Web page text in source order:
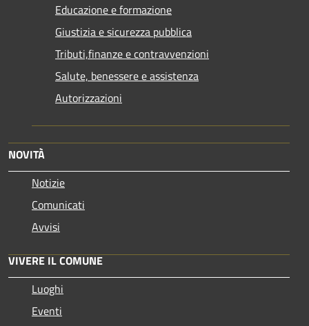
Educazione e formazione
Giustizia e sicurezza pubblica
Tributi,finanze e contravvenzioni
Salute, benessere e assistenza
Autorizzazioni
NOVITÀ
Notizie
Comunicati
Avvisi
VIVERE IL COMUNE
Luoghi
Eventi